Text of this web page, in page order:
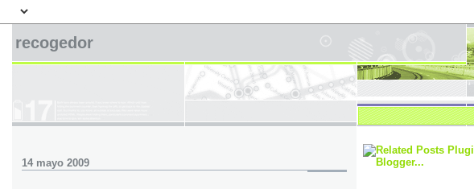
recogedor
14 mayo 2009